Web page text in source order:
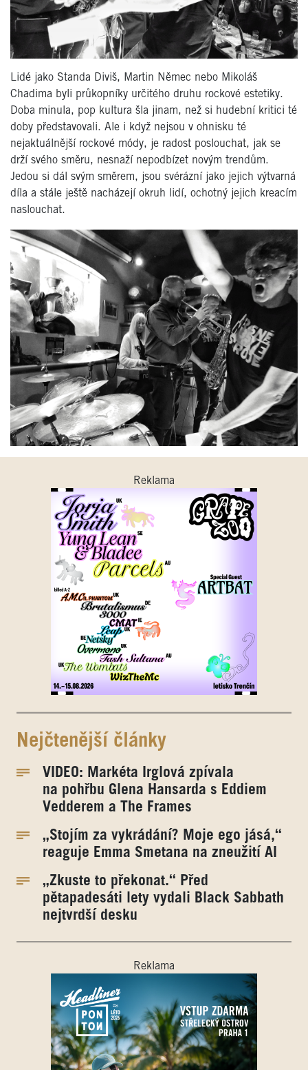
Lidé jako Standa Diviš, Martin Němec nebo Mikoláš
Chadima byli průkopníky určitého druhu rockové estetiky.
Doba minula, pop kultura šla jinam, než si hudební kritici té
doby představovali. Ale i když nejsou v ohnisku té
nejaktuálnější rockové módy, je radost poslouchat, jak se
drží svého směru, nesnaží nepodbízet novým trendům.
Jedou si dál svým směrem, jsou svérázní jako jejich výtvarná
díla a stále ještě nacházejí okruh lidí, ochotný jejich kreacím
naslouchat.
Reklama
Nejčtenější články
VIDEO: Markéta Irglová zpívala
na pohřbu Glena Hansarda s Eddiem
Vedderem a The Frames
„Stojím za vykrádání? Moje ego jásá,“
reaguje Emma Smetana na zneužití AI
„Zkuste to překonat.“ Před
pětapadesáti lety vydali Black Sabbath
nejtvrdší desku
Reklama